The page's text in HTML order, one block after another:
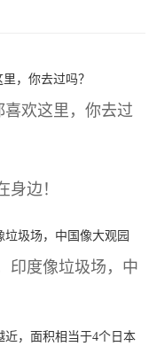
喜欢这里，你去过
边！
印度像垃圾场，中